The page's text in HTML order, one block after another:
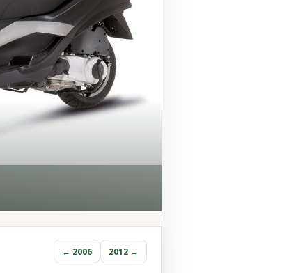
← 2006 2012 →